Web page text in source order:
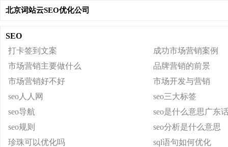
北京词站云SEO优化公司
SEO
打卡签到文案
成功市场营销案例
市场营销主要做什么
品牌营销的前景
市场营销好不好
市场开发与营销
seo人人网
seo三大标签
seo导航
seo是什么意思广东
seo规则
seo分析是什么意思
珍珠可以优化吗
sql语句如何优化